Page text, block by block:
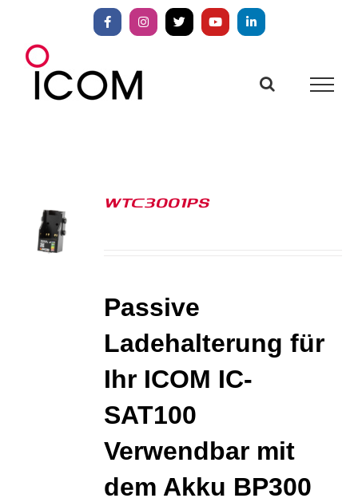
springen
FacebookInstagram
X YouTubeLinkedIn
WTC3001PS
Passive
Ladehalterung für
Ihr ICOM IC-
SAT100
Verwendbar mit
dem Akku BP300